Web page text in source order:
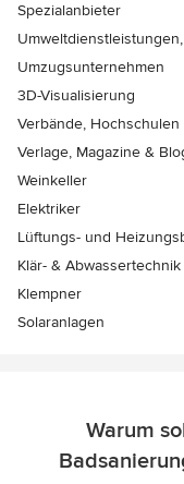
Spezialanbieter
Umzugsunternehmen
3D-Visualisierung
Verbände,
Verlage, Magazine &
Weinkeller
Elektriker
Lüftungs- und
Klär- & Abwassertechnik
Klempner
Solaranlagen
Warum